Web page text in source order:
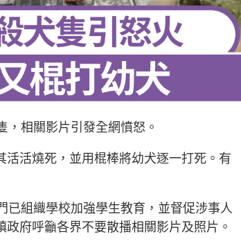
相關影片引發全網憤怒。
活燒死，並用棍棒將幼犬逐一打死。有
已組織學校加強學生教育，並督促涉事人
府呼籲各界不要散播相關影片及照片。